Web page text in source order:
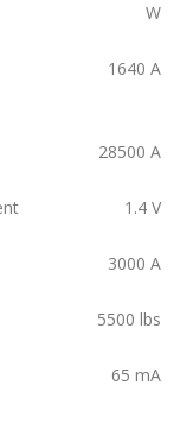
W
1640 A
28500 A
1.4 V
3000 A
5500 lbs
65 mA